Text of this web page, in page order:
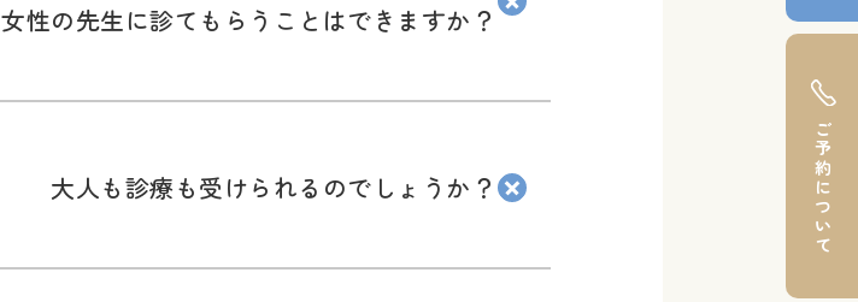
女性の先生に診てもらうことはできますか？
大人も診療も受けられるのでしょうか？ ご予約について